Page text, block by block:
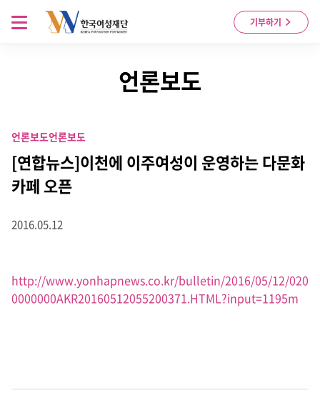
Skip to content
기부하기
메뉴 열기
언론보도
언론보도언론보도
[연합뉴스]이천에 이주여성이 운영하는 다문화
카페 오픈
2016.05.12
http://www.yonhapnews.co.kr/bulletin/2016/05/12/020
0000000AKR20160512055200371.HTML?input=1195m